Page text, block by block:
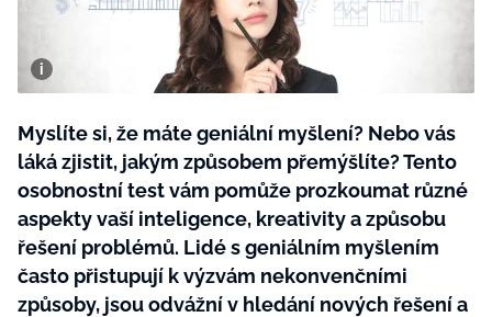
SVĚT ŽENY - 599 KČ
ROČNÍ PŘEDPLATNÉ SVĚT ŽENY +
SADA PRODUKTŮ MANA (10 ks)
Myslíte si, že máte geniální myšlení? Nebo vás
láká zjistit, jakým způsobem přemýšlíte? Tento
osobnostní test vám pomůže prozkoumat různé
aspekty vaší inteligence, kreativity a způsobu
řešení problémů. Lidé s geniálním myšlením
často přistupují k výzvám nekonvenčními
způsoby, jsou odvážní v hledání nových řešení a